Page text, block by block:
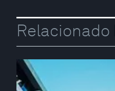
Relacionado